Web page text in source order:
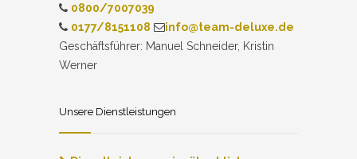
0800/7007039
0177/8151108
info@team-deluxe.de
Geschäftsführer: Manuel Schneider, Kristin
Werner
Unsere Dienstleistungen